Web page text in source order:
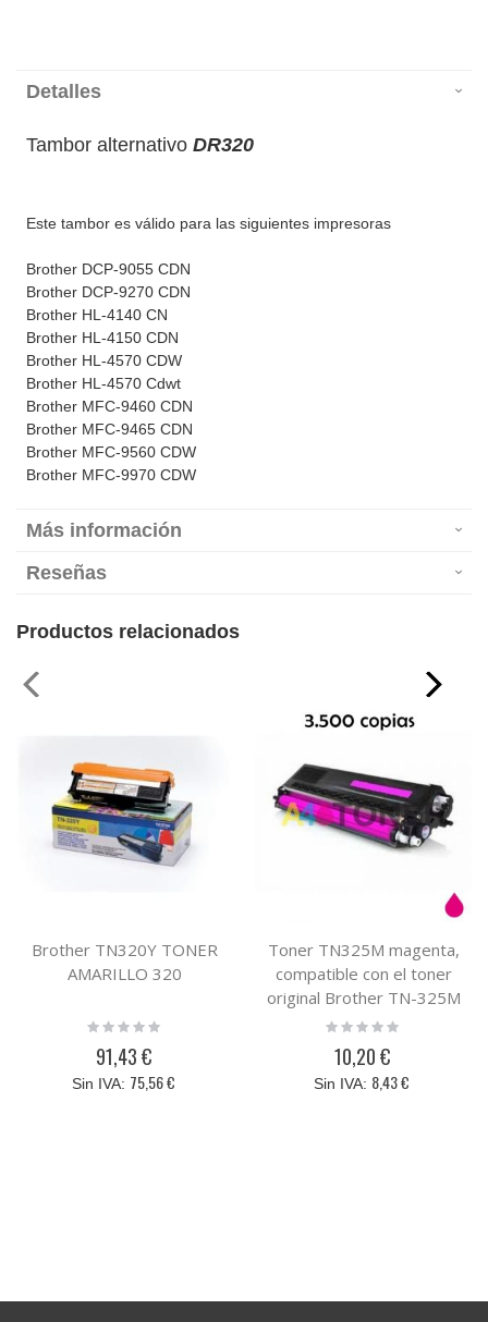
Detalles
Tambor alternativo DR320
Este tambor es válido para las siguientes impresoras
Brother DCP-9055 CDN
Brother DCP-9270 CDN
Brother HL-4140 CN
Brother HL-4150 CDN
Brother HL-4570 CDW
Brother HL-4570 Cdwt
Brother MFC-9460 CDN
Brother MFC-9465 CDN
Brother MFC-9560 CDW
Brother MFC-9970 CDW
Más información
Reseñas
Productos relacionados
Brother TN320Y TONER
AMARILLO 320
Rating:
91,43 €
75,56 €
Toner TN325M magenta,
compatible con el toner
original Brother TN-325M
Rating:
10,20 €
8,43 €